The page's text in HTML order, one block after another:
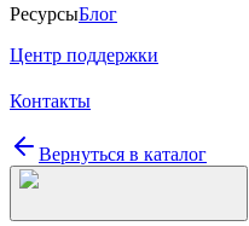
РесурсыБлог
Центр поддержки
Контакты
Вернуться в каталог